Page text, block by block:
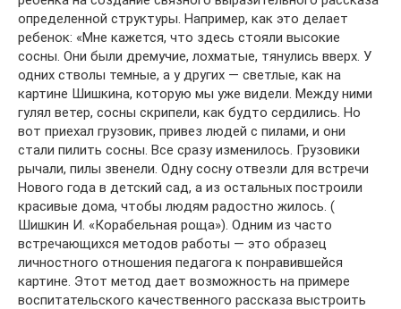
определенной структуры. Например, как это делает
ребенок: «Мне кажется, что здесь стояли высокие
сосны. Они были дремучие, лохматые, тянулись вверх. У
одних стволы темные, а у других — светлые, как на
картине Шишкина, которую мы уже видели. Между ними
гулял ветер, сосны скрипели, как будто сердились. Но
вот приехал грузовик, привез людей с пилами, и они
стали пилить сосны. Все сразу изменилось. Грузовики
рычали, пилы звенели. Одну сосну отвезли для встречи
Нового года в детский сад, а из остальных построили
красивые дома, чтобы людям радостно жилось. (
Шишкин И. «Корабельная роща»). Одним из часто
встречающихся методов работы — это образец
личностного отношения педагога к понравившейся
картине. Этот метод дает возможность на примере
воспитательского качественного рассказа выстроить